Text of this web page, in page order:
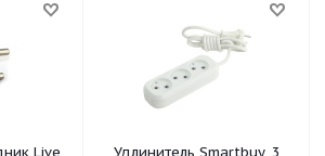
Live
Удлинитель Smartbuy, 3